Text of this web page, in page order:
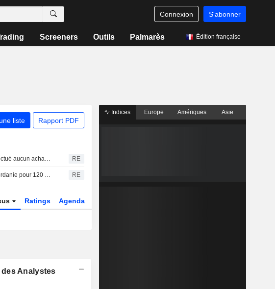
Connexion S'abonner
Screeners Outils Palmarès Édition française
liste Rapport PDF
La Jordanie n'a effectué aucun achat lors de son appel d'offres pour 120 000 tonnes d'orge, selon les négociants RE
Appel d'offres en Jordanie pour 120 000 tonnes d'orge : seulement deux participants selon les négociants RE
Ratings Agenda
Analystes
Indices Europe Amériques Asie